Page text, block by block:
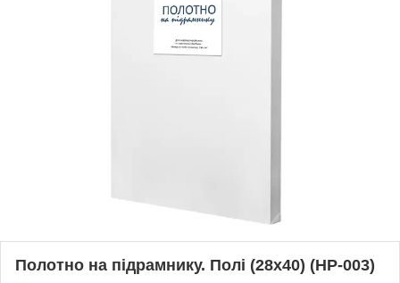
Полотно на підрамнику. Полі (28x40) (HP-003)